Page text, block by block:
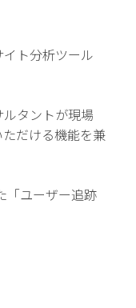
ト分析ツール
タントが現場
だける機能を兼
「ユーザー追跡